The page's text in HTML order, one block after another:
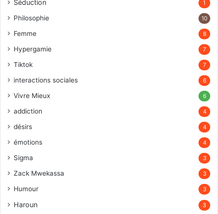
Séduction 1
Philosophie 10
Femme 8
Hypergamie 7
Tiktok 7
interactions sociales 6
Vivre Mieux 6
addiction 4
désirs 4
émotions 4
Sigma 3
Zack Mwekassa 3
Humour 3
Haroun 3